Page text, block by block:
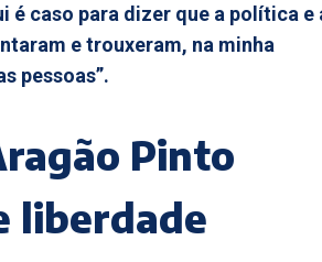
é caso para dizer que a política e
e trouxeram, na minha
pessoas”.
Pinto
liberdade